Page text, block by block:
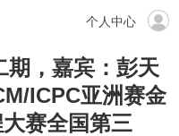
个人中心
期，嘉宾：彭天
ICPC亚洲赛金
赛全国第三